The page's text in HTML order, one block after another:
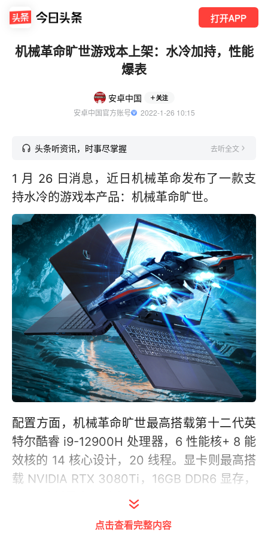
打开APP
机械革命旷世游戏本上架：水冷加持，性能
爆表
安卓中国 关注
安卓中国官方账号
  2022-1-26 10:15
头条听资讯，时事尽掌握 去听全文
1 月 26 日消息，近日机械革命发布了一款支
持水冷的游戏本产品：机械革命旷世。
配置方面，机械革命旷世最高搭载第十二代英
特尔酷睿 i9-12900H 处理器，6 性能核+ 8 能
效核的 14 核心设计，20 线程。显卡则最高搭
载 NVIDIA RTX 3080Ti，16GB DDR6 显存，
GPU 功耗最高可以去到 175W。
点击查看完整内容